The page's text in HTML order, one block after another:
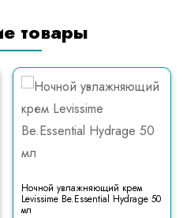
товары
Ночной увлажняющий крем
Levissime Be.Essential Hydrage 50
мл